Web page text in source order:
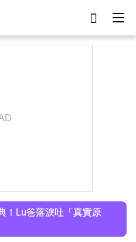
！Lu爸落淚吐「真實原